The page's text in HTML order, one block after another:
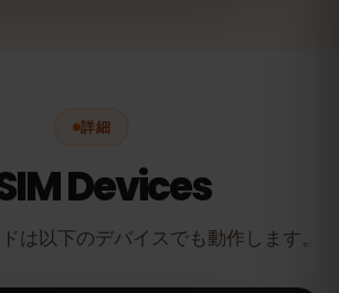
詳細
Devices
は以下のデバイスでも動作します。